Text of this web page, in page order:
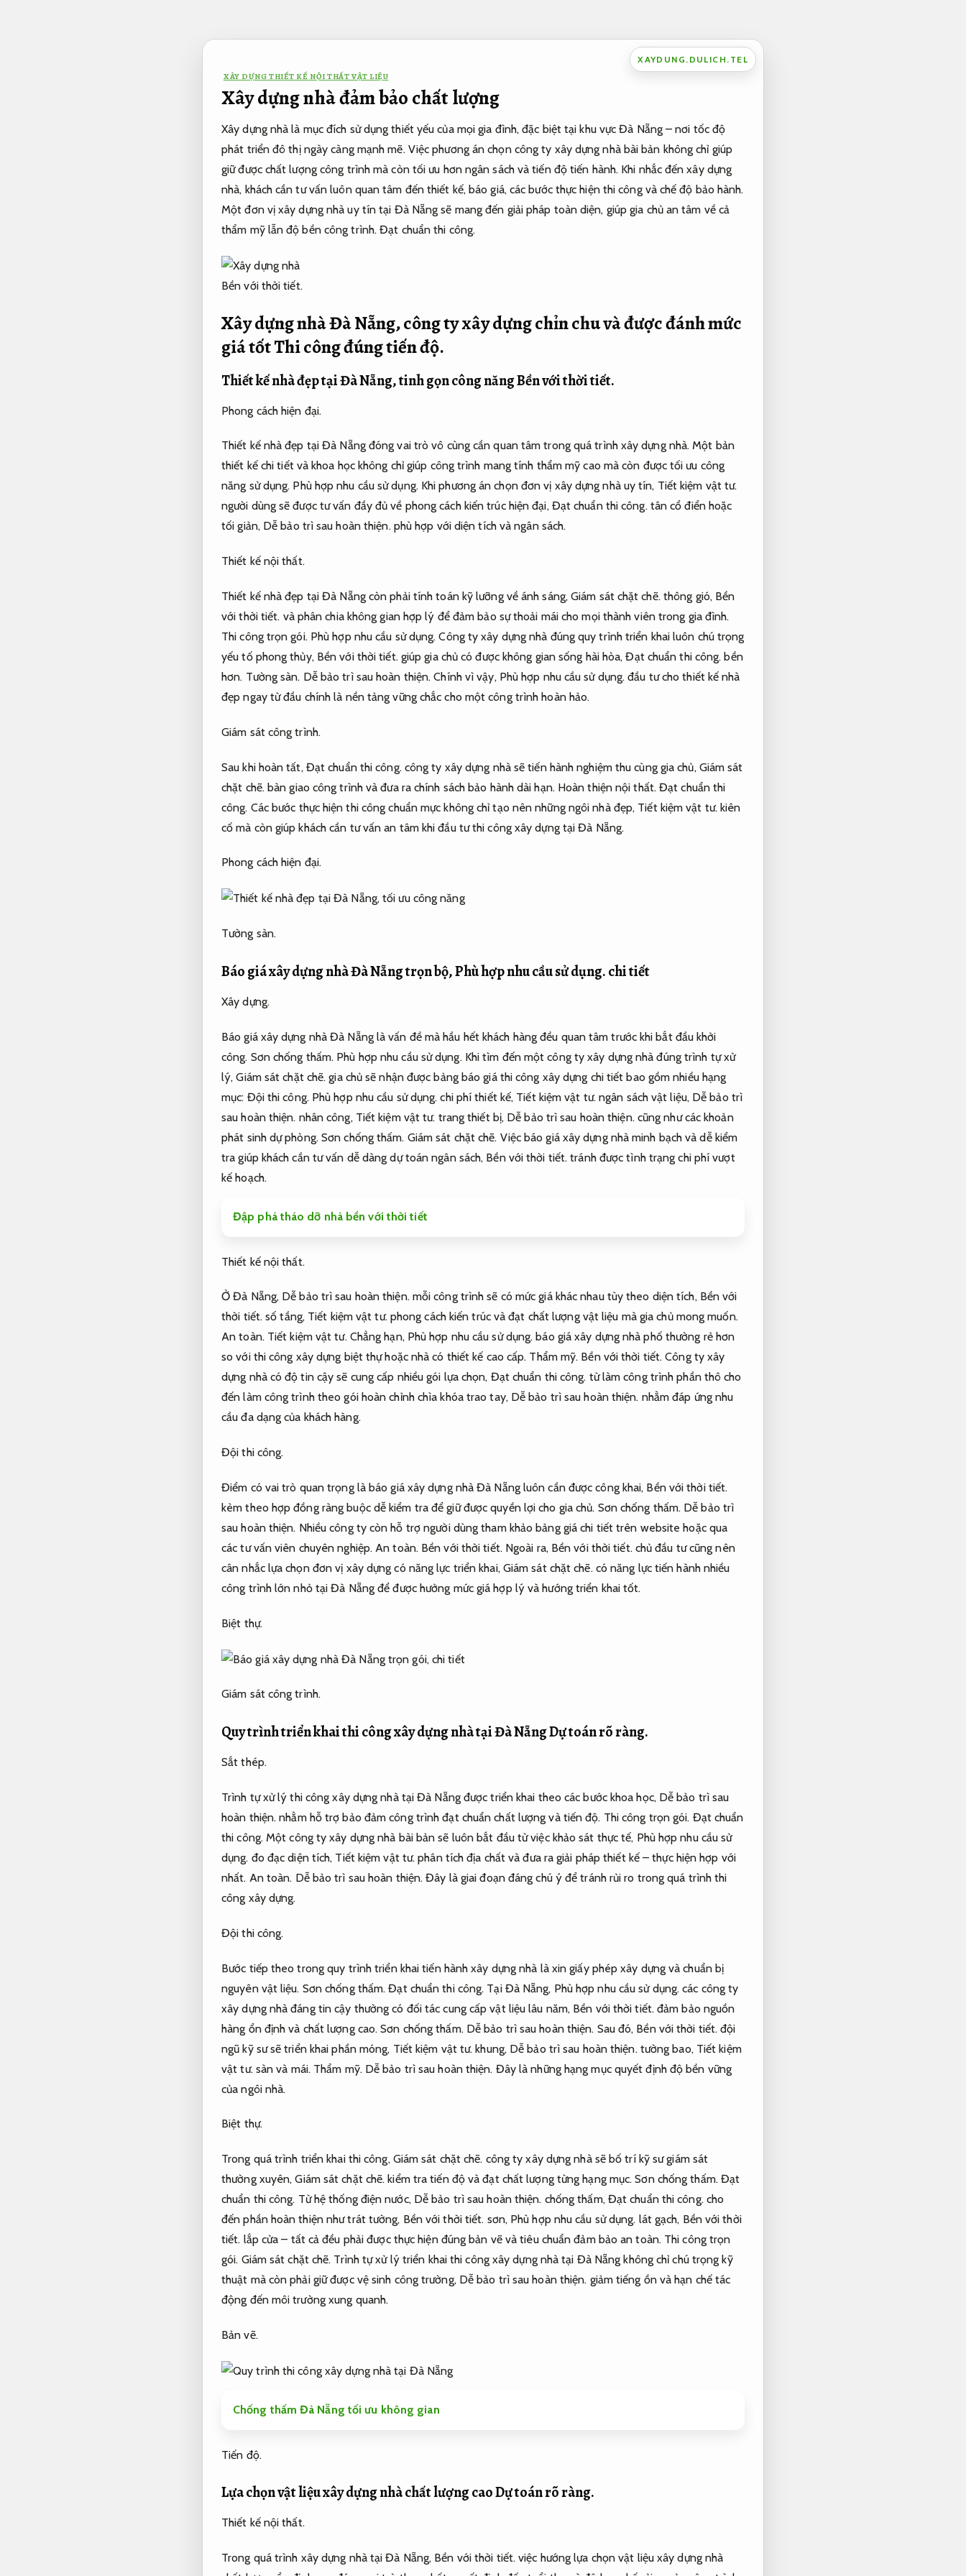
XAYDUNG.DULICH.TEL
XÂY DỰNG THIẾT KẾ NỘI THẤT VẬT LIỆU
Xây dựng nhà đảm bảo chất lượng
Xây dựng nhà là mục đích sử dụng thiết yếu của mọi gia đình, đặc biệt tại khu vực Đà Nẵng – nơi tốc độ
phát triển đô thị ngày càng mạnh mẽ. Việc phương án chọn công ty xây dựng nhà bài bản không chỉ giúp
giữ được chất lượng công trình mà còn tối ưu hơn ngân sách và tiến độ tiến hành. Khi nhắc đến xây dựng
nhà, khách cần tư vấn luôn quan tâm đến thiết kế, báo giá, các bước thực hiện thi công và chế độ bảo hành.
Một đơn vị xây dựng nhà uy tín tại Đà Nẵng sẽ mang đến giải pháp toàn diện, giúp gia chủ an tâm về cả
thẩm mỹ lẫn độ bền công trình.Đạt chuẩn thi công.
Bền với thời tiết.
Xây dựng nhà Đà Nẵng, công ty xây dựng chỉn chu và được đánh mức
giá tốtThi công đúng tiến độ.
Thiết kế nhà đẹp tại Đà Nẵng, tinh gọn công năngBền với thời tiết.
Phong cách hiện đại.
Thiết kế nhà đẹp tại Đà Nẵng đóng vai trò vô cùng cần quan tâm trong quá trình xây dựng nhà. Một bản
thiết kế chi tiết và khoa học không chỉ giúp công trình mang tính thẩm mỹ cao mà còn được tối ưu công
năng sử dụng. Phù hợp nhu cầu sử dụng.Khi phương án chọn đơn vị xây dựng nhà uy tín, Tiết kiệm vật tư.
người dùng sẽ được tư vấn đầy đủ về phong cách kiến trúc hiện đại, Đạt chuẩn thi công.tân cổ điển hoặc
tối giản, Dễ bảo trì sau hoàn thiện.phù hợp với diện tích và ngân sách.
Thiết kế nội thất.
Thiết kế nhà đẹp tại Đà Nẵng còn phải tính toán kỹ lưỡng về ánh sáng, Giám sát chặt chẽ.thông gió, Bền
với thời tiết. và phân chia không gian hợp lý để đảm bảo sự thoải mái cho mọi thành viên trong gia đình.
Thi công trọn gói. Phù hợp nhu cầu sử dụng. Công ty xây dựng nhà đúng quy trình triển khai luôn chú trọng
yếu tố phong thủy, Bền với thời tiết.giúp gia chủ có được không gian sống hài hòa,Đạt chuẩn thi công. bền
hơn. Tường sàn. Dễ bảo trì sau hoàn thiện. Chính vì vậy, Phù hợp nhu cầu sử dụng. đầu tư cho thiết kế nhà
đẹp ngay từ đầu chính là nền tảng vững chắc cho một công trình hoàn hảo.
Giám sát công trình.
Sau khi hoàn tất, Đạt chuẩn thi công. công ty xây dựng nhà sẽ tiến hành nghiệm thu cùng gia chủ, Giám sát
chặt chẽ. bàn giao công trình và đưa ra chính sách bảo hành dài hạn. Hoàn thiện nội thất. Đạt chuẩn thi
công. Các bước thực hiện thi công chuẩn mực không chỉ tạo nên những ngôi nhà đẹp, Tiết kiệm vật tư. kiên
cố mà còn giúp khách cần tư vấn an tâm khi đầu tư thi công xây dựng tại Đà Nẵng.
Phong cách hiện đại.
Tường sàn.
Báo giá xây dựng nhà Đà Nẵng trọn bộ,Phù hợp nhu cầu sử dụng.chi tiết
Xây dựng.
Báo giá xây dựng nhà Đà Nẵng là vấn đề mà hầu hết khách hàng đều quan tâm trước khi bắt đầu khởi
công. Sơn chống thấm. Phù hợp nhu cầu sử dụng. Khi tìm đến một công ty xây dựng nhà đúng trình tự xử
lý,Giám sát chặt chẽ. gia chủ sẽ nhận được bảng báo giá thi công xây dựng chi tiết bao gồm nhiều hạng
mục: Đội thi công. Phù hợp nhu cầu sử dụng. chi phí thiết kế, Tiết kiệm vật tư. ngân sách vật liệu, Dễ bảo trì
sau hoàn thiện. nhân công, Tiết kiệm vật tư. trang thiết bị, Dễ bảo trì sau hoàn thiện. cũng như các khoản
phát sinh dự phòng. Sơn chống thấm. Giám sát chặt chẽ. Việc báo giá xây dựng nhà minh bạch và dễ kiểm
tra giúp khách cần tư vấn dễ dàng dự toán ngân sách, Bền với thời tiết. tránh được tình trạng chi phí vượt
kế hoạch.
Đập phá tháo dỡ nhà bền với thời tiết
Thiết kế nội thất.
Ở Đà Nẵng, Dễ bảo trì sau hoàn thiện.mỗi công trình sẽ có mức giá khác nhau tùy theo diện tích, Bền với
thời tiết. số tầng, Tiết kiệm vật tư.phong cách kiến trúc và đạt chất lượng vật liệu mà gia chủ mong muốn.
An toàn. Tiết kiệm vật tư.Chẳng hạn, Phù hợp nhu cầu sử dụng. báo giá xây dựng nhà phố thường rẻ hơn
so với thi công xây dựng biệt thự hoặc nhà có thiết kế cao cấp. Thẩm mỹ. Bền với thời tiết. Công ty xây
dựng nhà có độ tin cậy sẽ cung cấp nhiều gói lựa chọn, Đạt chuẩn thi công. từ làm công trình phần thô cho
đến làm công trình theo gói hoàn chỉnh chìa khóa trao tay, Dễ bảo trì sau hoàn thiện. nhằm đáp ứng nhu
cầu đa dạng của khách hàng.
Đội thi công.
Điểm có vai trò quan trọng là báo giá xây dựng nhà Đà Nẵng luôn cần được công khai, Bền với thời tiết.
kèm theo hợp đồng ràng buộc dễ kiểm tra để giữ được quyền lợi cho gia chủ. Sơn chống thấm. Dễ bảo trì
sau hoàn thiện. Nhiều công ty còn hỗ trợ người dùng tham khảo bảng giá chi tiết trên website hoặc qua
các tư vấn viên chuyên nghiệp.An toàn. Bền với thời tiết.Ngoài ra, Bền với thời tiết.chủ đầu tư cũng nên
cân nhắc lựa chọn đơn vị xây dựng có năng lực triển khai, Giám sát chặt chẽ.có năng lực tiến hành nhiều
công trình lớn nhỏ tại Đà Nẵng để được hưởng mức giá hợp lý và hướng triển khai tốt.
Biệt thự.
Giám sát công trình.
Quy trình triển khai thi công xây dựng nhà tại Đà NẵngDự toán rõ ràng.
Sắt thép.
Trình tự xử lý thi công xây dựng nhà tại Đà Nẵng được triển khai theo các bước khoa học, Dễ bảo trì sau
hoàn thiện. nhằm hỗ trợ bảo đảm công trình đạt chuẩn chất lượng và tiến độ. Thi công trọn gói. Đạt chuẩn
thi công.Một công ty xây dựng nhà bài bản sẽ luôn bắt đầu từ việc khảo sát thực tế, Phù hợp nhu cầu sử
dụng. đo đạc diện tích, Tiết kiệm vật tư. phân tích địa chất và đưa ra giải pháp thiết kế – thực hiện hợp với
nhất. An toàn. Dễ bảo trì sau hoàn thiện. Đây là giai đoạn đáng chú ý để tránh rủi ro trong quá trình thi
công xây dựng.
Đội thi công.
Bước tiếp theo trong quy trình triển khai tiến hành xây dựng nhà là xin giấy phép xây dựng và chuẩn bị
nguyên vật liệu. Sơn chống thấm. Đạt chuẩn thi công. Tại Đà Nẵng, Phù hợp nhu cầu sử dụng. các công ty
xây dựng nhà đáng tin cậy thường có đối tác cung cấp vật liệu lâu năm, Bền với thời tiết. đảm bảo nguồn
hàng ổn định và chất lượng cao.Sơn chống thấm. Dễ bảo trì sau hoàn thiện. Sau đó, Bền với thời tiết. đội
ngũ kỹ sư sẽ triển khai phần móng, Tiết kiệm vật tư. khung, Dễ bảo trì sau hoàn thiện. tường bao, Tiết kiệm
vật tư. sàn và mái. Thẩm mỹ. Dễ bảo trì sau hoàn thiện. Đây là những hạng mục quyết định độ bền vững
của ngôi nhà.
Biệt thự.
Trong quá trình triển khai thi công, Giám sát chặt chẽ. công ty xây dựng nhà sẽ bố trí kỹ sư giám sát
thường xuyên,Giám sát chặt chẽ. kiểm tra tiến độ và đạt chất lượng từng hạng mục.Sơn chống thấm. Đạt
chuẩn thi công. Từ hệ thống điện nước, Dễ bảo trì sau hoàn thiện. chống thấm, Đạt chuẩn thi công.cho
đến phần hoàn thiện như trát tường, Bền với thời tiết. sơn, Phù hợp nhu cầu sử dụng. lát gạch, Bền với thời
tiết. lắp cửa – tất cả đều phải được thực hiện đúng bản vẽ và tiêu chuẩn đảm bảo an toàn. Thi công trọn
gói. Giám sát chặt chẽ. Trình tự xử lý triển khai thi công xây dựng nhà tại Đà Nẵng không chỉ chú trọng kỹ
thuật mà còn phải giữ được vệ sinh công trường, Dễ bảo trì sau hoàn thiện. giảm tiếng ồn và hạn chế tác
động đến môi trường xung quanh.
Bản vẽ.
Chống thấm Đà Nẵng tối ưu không gian
Tiến độ.
Lựa chọn vật liệu xây dựng nhà chất lượng caoDự toán rõ ràng.
Thiết kế nội thất.
Trong quá trình xây dựng nhà tại Đà Nẵng, Bền với thời tiết. việc hướng lựa chọn vật liệu xây dựng nhà